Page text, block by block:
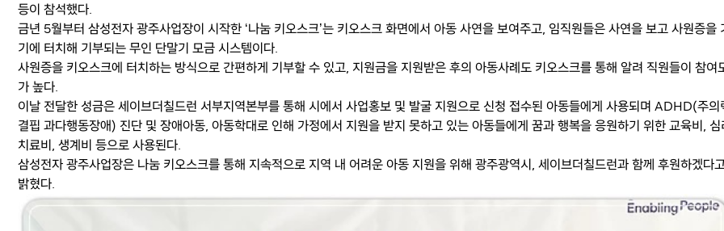
등이 참석했다.
금년 5월부터 삼성전자 광주사업장이 시작한 ‘나눔 키오스크’는 키오스크 화면에서 아동 사연을 보여주고, 임직원들은 사연을 보고 사원증을
기에 터치해 기부되는 무인 단말기 모금 시스템이다.
사원증을 키오스크에 터치하는 방식으로 간편하게 기부할 수 있고, 지원금을 지원받은 후의 아동사례도 키오스크를 통해 알려 직원들이 참여
가 높다.
이날 전달한 성금은 세이브더칠드런 서부지역본부를 통해 시에서 사업홍보 및 발굴 지원으로 신청 접수된 아동들에게 사용되며 ADHD(주의
결핍 과다행동장애) 진단 및 장애아동, 아동학대로 인해 가정에서 지원을 받지 못하고 있는 아동들에게 꿈과 행복을 응원하기 위한 교육비, 심
치료비, 생계비 등으로 사용된다.
삼성전자 광주사업장은 나눔 키오스크를 통해 지속적으로 지역 내 어려운 아동 지원을 위해 광주광역시, 세이브더칠드런과 함께 후원하겠다
밝혔다.